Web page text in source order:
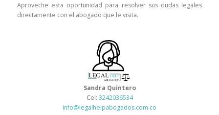
Aproveche esta oportunidad para resolver sus dudas legales
directamente con el abogado que le visita.
Sandra Quintero
Cel: 3242036534
info@legalhelpabogados.com.co